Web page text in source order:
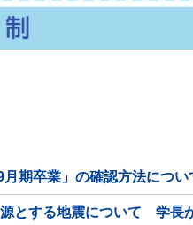
期卒業」の確認方法につい
とする地震について 学長